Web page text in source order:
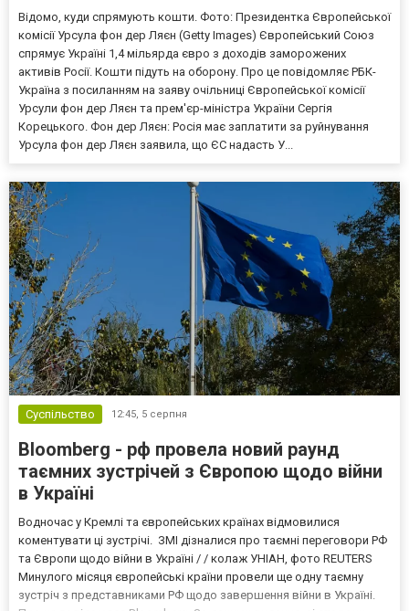
Відомо, куди спрямують кошти. Фото: Президентка Європейської
комісії Урсула фон дер Ляєн (Getty Images) Європейський Союз
спрямує Україні 1,4 мільярда євро з доходів заморожених
активів Росії. Кошти підуть на оборону. Про це повідомляє РБК-
Україна з посиланням на заяву очільниці Європейської комісії
Урсули фон дер Ляєн та прем'єр-міністра України Сергія
Корецького. Фон дер Ляєн: Росія має заплатити за руйнування
Урсула фон дер Ляєн заявила, що ЄС надасть У...
Суспільство 12:45, 5 серпня
Bloomberg - рф провела новий раунд
таємних зустрічей з Європою щодо війни
в Україні
Водночас у Кремлі та європейських країнах відмовилися
коментувати ці зустрічі. ЗМІ дізналися про таємні переговори РФ
та Європи щодо війни в Україні / / колаж УНІАН, фото REUTERS
Минулого місяця європейські країни провели ще одну таємну
зустріч з представниками РФ щодо завершення війни в Україні.